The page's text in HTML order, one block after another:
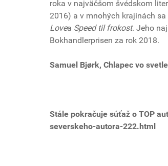
roka v najväčšom švédskom
2016) a v mnohých krajinách
Lovea Speed til frokost. Jeho
Bokhandlerprisen za rok 2018.
Samuel Bjørk, Chlapec vo
Stále pokračuje súťaž o TOP
severskeho-autora-222.html